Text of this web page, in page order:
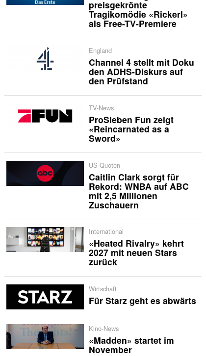
preisgekrönte
Tragikomödie «Rickerl»
als Free-TV-Premiere
England
Channel 4 stellt mit Doku
den ADHS-Diskurs auf
den Prüfstand
TV-News
ProSieben Fun zeigt
«Reincarnated as a
Sword»
US-Quoten
Caitlin Clark sorgt für
Rekord: WNBA auf ABC
mit 2,5 Millionen
Zuschauern
International
«Heated Rivalry» kehrt
2027 mit neuen Stars
zurück
Wirtschaft
Für Starz geht es abwärts
Kino-News
«Madden» startet im
November